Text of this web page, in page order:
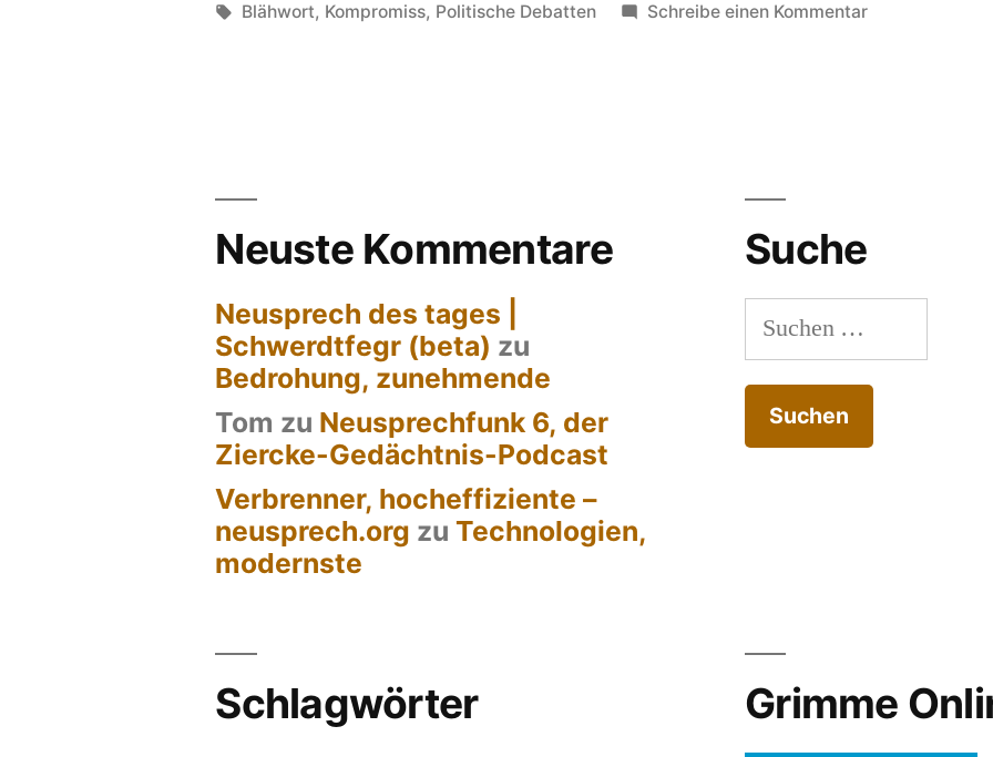
von
in
Schlagwörter:
Blähwort, Kompromiss, Politische Debatten Schreibe einen Kommentarzu
Neuste Kommentare
Neusprech des tages |
Schwerdtfegr (beta) zu
Bedrohung, zunehmende
Tom zu Neusprechfunk 6, der
Ziercke-Gedächtnis-Podcast
Verbrenner, hocheffiziente –
neusprech.org zuTechnologien,
modernste
Suche
Suchen
nach:
Schlagwörter Grimme